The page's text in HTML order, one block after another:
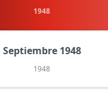
1948
Septiembre 1948
1948